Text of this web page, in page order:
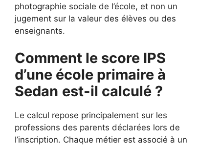
photographie sociale de l’école, et non un
jugement sur la valeur des élèves ou des
enseignants.
Comment le score IPS
d’une école primaire à
Sedan est-il calculé ?
Le calcul repose principalement sur les
professions des parents déclarées lors de
l’inscription. Chaque métier est associé à un